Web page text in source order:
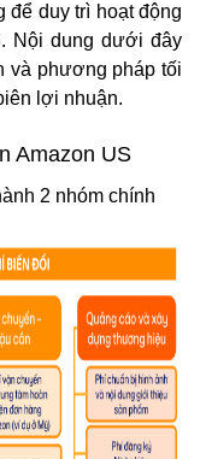
để duy trì hoạt động
Nội dung dưới đây
và phương pháp tối
lợi nhuận.
Amazon US
2 nhóm chính